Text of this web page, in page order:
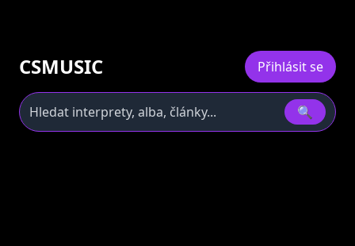
CSMUSIC Přihlásit se
🔍